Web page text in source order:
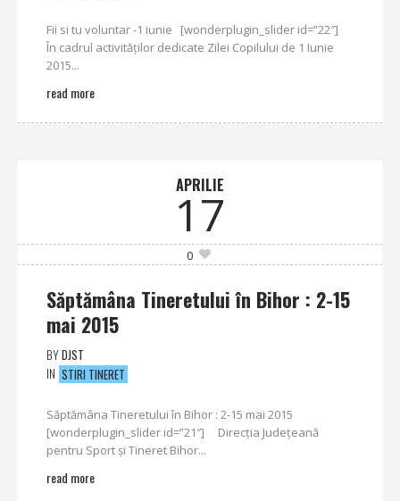
Fii si tu voluntar -1 iunie [wonderplugin_slider id=”22″]
În cadrul activităţilor dedicate Zilei Copilului de 1 Iunie
2015...
read more
APRILIE
17
0
Săptămâna Tineretului în Bihor : 2-15
mai 2015
BYDJST
IN STIRI TINERET
Săptămâna Tineretului în Bihor : 2-15 mai 2015
[wonderplugin_slider id=”21″] Direcţia Judeţeană
pentru Sport şi Tineret Bihor...
read more